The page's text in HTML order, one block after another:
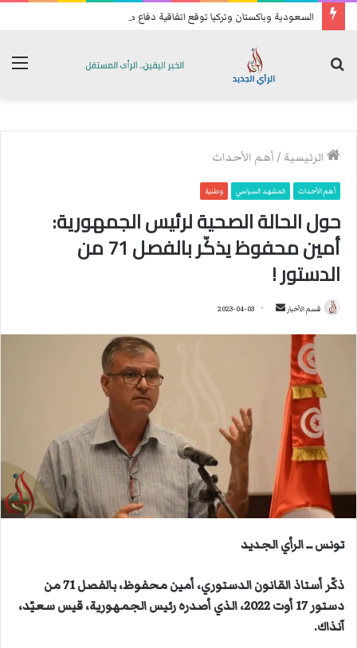
السعودية وباكستان وتركيا توقع اتفاقية دفاع مشترك
الرئيسية /أهم الأحداث
أهم الأحداث المشهد السياسي وطنية
حول الحالة الصحية لرئيس الجمهورية:
أمين محفوظ يذكّر بالفصل 71 من
الدستور !
قسم الأخبار
إ
ك
ت
2023-04-03
تونس ــ الرأي الجديد
ذكّر أستاذ القانون الدستوري، أمين محفوظ، بالفصل 71 من
دستور 17 أوت 2022، الذي أصدره رئيس الجمهورية، قيس سعيّد،
آنذاك.